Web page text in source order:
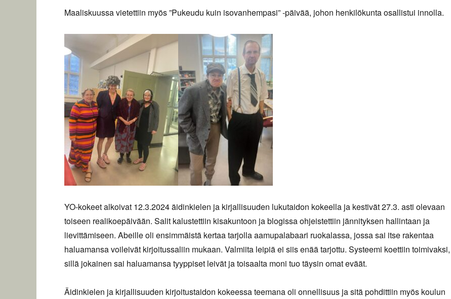
Maaliskuussa vietettiin myös ”Pukeudu kuin isovanhempasi” -päivää, johon henkilökunta osallistui innolla.
YO-kokeet alkoivat 12.3.2024 äidinkielen ja kirjallisuuden lukutaidon kokeella ja kestivät 27.3. asti olevaan
toiseen realikoepäivään. Salit kalustettiin kisakuntoon ja blogissa ohjeistettiin jännityksen hallintaan ja
lievittämiseen. Abeille oli ensimmäistä kertaa tarjolla aamupalabaari ruokalassa, jossa sai itse rakentaa
haluamansa voileivät kirjoitussaliin mukaan. Valmiita leipiä ei siis enää tarjottu. Systeemi koettiin toimivaksi,
sillä jokainen sai haluamansa tyyppiset leivät ja toisaalta moni tuo täysin omat eväät.
Äidinkielen ja kirjallisuuden kirjoitustaidon kokeessa teemana oli onnellisuus ja sitä pohdittiin myös koulun